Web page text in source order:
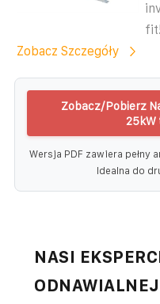
fit!
Zobacz Szczegóły
Zobacz/Pobierz
25kW
Wersja PDF zawiera pełny
Idealna do
NASI
ODNAWIALNEJ